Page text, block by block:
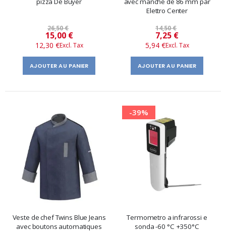
26,50 €
Prix
​​
spécial
15,00 €
12,30 €
AJOUTER AU PANIER
Elettro Center
14,50 €
Prix
​​
spécial
7,25 €
5,94 €
AJOUTER AU PANIER
Veste de chef Twins Blue Jeans
avec boutons automatiques
-39%
Termometro a infrarossi e
sonda -60 °C +350°C